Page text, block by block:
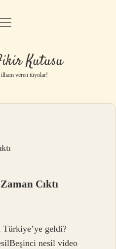
Uyarı
menüyü
Kutusu
veren tüyolar!
Cıktı
Türkiye’ye geldi?
nesil video